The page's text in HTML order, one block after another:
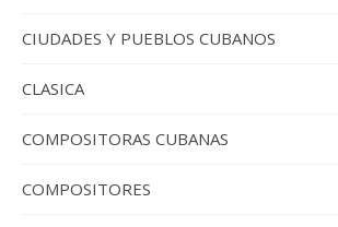
CIUDADES Y PUEBLOS CUBANOS
CLASICA
COMPOSITORAS CUBANAS
COMPOSITORES